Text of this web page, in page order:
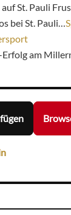
St. Pauli
bei St. Pauli…
am